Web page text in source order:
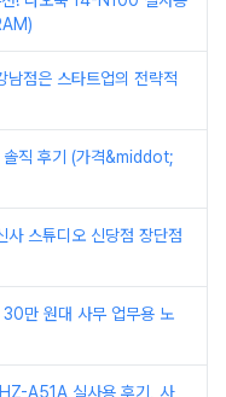
점은 스타트업의 전략적
솔직 후기 (가격&middot;
사 스튜디오 신당점 장단점
만 원대 사무 업무용 노
A51A 실사용 후기, 사